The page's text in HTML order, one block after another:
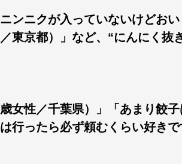
ンニクが入っていないけどおい
東京都）」など、“にんにく抜
女性／千葉県）」「あまり餃子
行ったら必ず頼むくらい好き